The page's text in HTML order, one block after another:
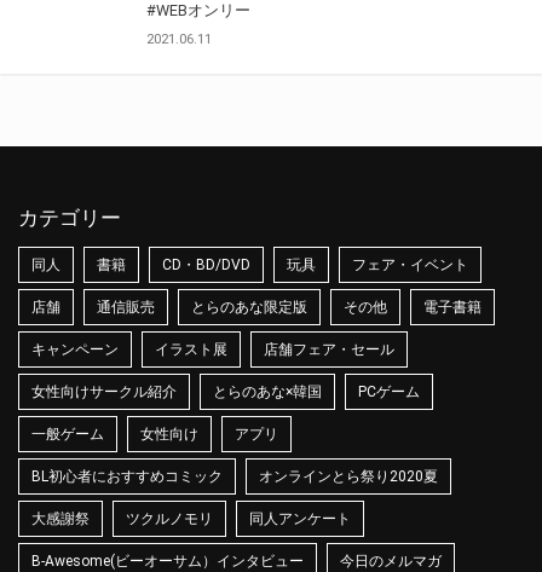
#WEBオンリー
2021.06.11
カテゴリー
同人 書籍 CD・BD/DVD 玩具 フェア・イベント
店舗 通信販売 とらのあな限定版 その他 電子書籍
キャンペーン イラスト展 店舗フェア・セール
女性向けサークル紹介 とらのあな×韓国 PCゲーム
一般ゲーム 女性向け アプリ
BL初心者におすすめコミック オンラインとら祭り2020夏
大感謝祭 ツクルノモリ 同人アンケート
B-Awesome(ビーオーサム）インタビュー 今日のメルマガ